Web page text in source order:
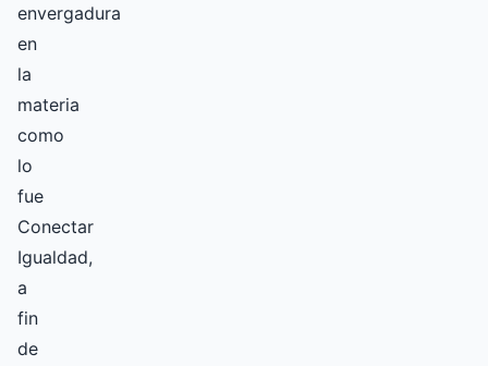
envergadura
en
la
materia
como
lo
fue
Conectar
Igualdad,
a
fin
de